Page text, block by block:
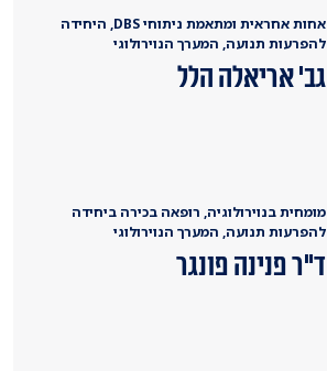
אחות אחראית ומתאמת ניתוחי DBS, היחידה
להפרעות תנועה, המערך הנוירולוגי
גב' אריאלה הלל
מומחית בנוירולוגיה, רופאה בכירה ביחידה
להפרעות תנועה, המערך הנוירולוגי
ד"ר פנינה פונגר